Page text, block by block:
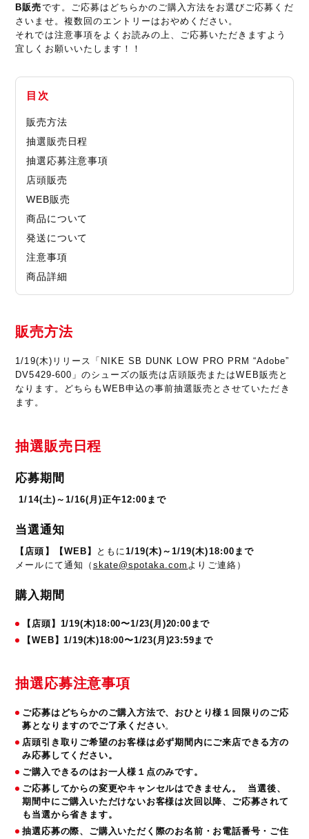
B販売です。ご応募はどちらかのご購入方法をお選びご応募くだ
さいませ。複数回のエントリーはおやめください。
それでは注意事項をよくお読みの上、ご応募いただきますよう
宜しくお願いいたします！！
目次
販売方法
抽選販売日程
抽選応募注意事項
店頭販売
WEB販売
商品について
発送について
注意事項
商品詳細
販売方法
1/19(木)リリース「NIKE SB DUNK LOW PRO PRM “Adobe”
DV5429-600」のシューズの販売は店頭販売またはWEB販売と
なります。どちらもWEB申込の事前抽選販売とさせていただき
ます。
抽選販売日程
応募期間
1/14(土)～1/16(月)正午12:00まで
当選通知
【店頭】 【WEB】 ともに1/19(木)～1/19(木)18:00まで
メールにて通知（ skate@spotaka.com よりご連絡）
購入期間
【店頭】1/19(木)18:00〜1/23(月)20:00まで
【WEB】1/19(木)18:00〜1/23(月)23:59まで
抽選応募注意事項
ご応募はどちらかのご購入方法で、おひとり様１回限りのご応
募となりますのでご了承ください。
店頭引き取りご希望のお客様は必ず期間内にご来店できる方の
み応募してください。
ご購入できるのはお一人様１点のみです。
ご応募してからの変更やキャンセルはできません。 当選後、
期間中にご購入いただけないお客様は次回以降、ご応募されて
も当選から省きます。
抽選応募の際、ご購入いただく際のお名前・お電話番号・ご住